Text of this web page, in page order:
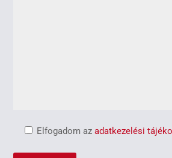
Elfogadom azadatkezelési